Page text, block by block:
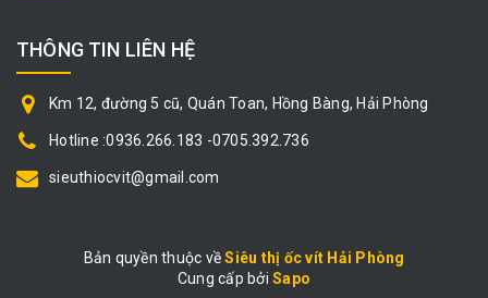
THÔNG TIN LIÊN HỆ
Km 12, đường 5 cũ, Quán Toan, Hồng Bàng, Hải Phòng
Hotline :0936.266.183 -0705.392.736
sieuthiocvit@gmail.com
Bản quyền thuộc vềSiêu thị ốc vít Hải Phòng
|
Cung cấp bởiSapo